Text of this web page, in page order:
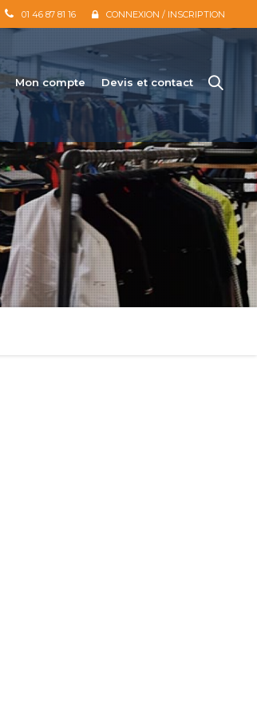
01 46 87 81 16 CONNEXION / INSCRIPTION
Mon compte Devis et contact